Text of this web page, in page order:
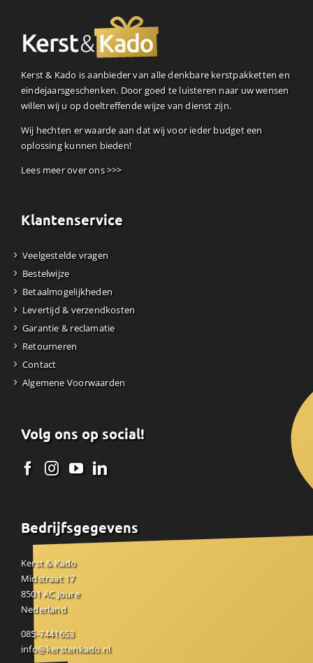
Kerst & Kado is aanbieder van alle denkbare kerstpakketten en
eindejaarsgeschenken. Door goed te luisteren naar uw wensen
willen wij u op doeltreffende wijze van dienst zijn.
Wij hechten er waarde aan dat wij voor ieder budget een
oplossing kunnen bieden!
Lees meer over ons >>>
Klantenservice
Veelgestelde vragen
Bestelwijze
Betaalmogelijkheden
Levertijd & verzendkosten
Garantie & reclamatie
Retourneren
Contact
Algemene Voorwaarden
Volg ons op social!
Bedrijfsgegevens
Kerst & Kado
Midstraat 17
8501 AC Joure
Nederland
085-7441653
info@kerstenkado.nl